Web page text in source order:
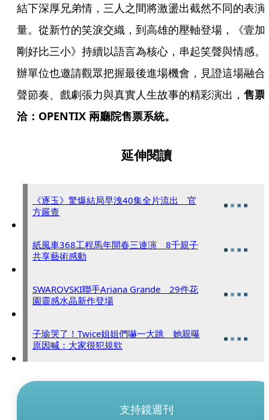
結下深厚兄弟情，三人之間將激盪出截然不同的表演
量。從新竹的笑淚交織，到高雄的壓軸登場，《壹加
剛好比三小》持續以語言為核心，串起笑聲與情感。
辦單位也邀請觀眾把握最後進場機會，見證這場融合
聲節奏、戲劇張力與真實人生故事的精彩演出， 售票
洽：OPENTIX 兩廳院售票系統。
延伸閱讀
《逐玉》驚爆結局早洩40集全片流出 官
方嚴查
紙風車368工程馬年開春三連演 8千親子
共享藝術感動
SWAROVSKI聯手Ariana Grande 29件花
園靈感水晶新作登場
子瑜哭了！Twice姐姐們嚇一大跳 她親曝
原因喊：大家很犯規欸
支持鏡週刊